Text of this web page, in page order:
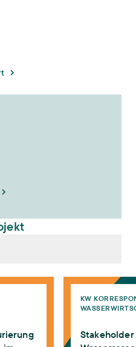
Campe, Carolin Völker,
die Renaturierung der
54. Frankfurt am Main:
Nidda. Eine Analyse im
Stakeholder im
KW